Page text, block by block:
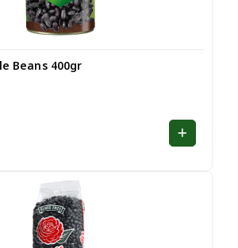
Beans 400gr